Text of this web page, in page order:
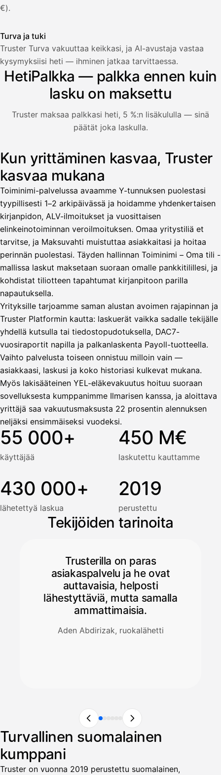
€).
Turva ja tuki
Truster Turva vakuuttaa keikkasi, ja AI-avustaja vastaa
kysymyksiisi heti — ihminen jatkaa tarvittaessa.
HetiPalkka — palkka ennen kuin
lasku on maksettu
Truster maksaa palkkasi heti, 5 %:n lisäkululla — sinä
päätät joka laskulla.
Kuvitus: käyttäjä nostaa palkan laskusta, jota asiakas ei
Palkka
Lasku · Acme Oy
Odottaa maksua
Nosta palkkaa
Bruttopalkka
Ennakonpidätys
HetiPalkka
Ennen laskun maksua
Vahvista
Palkka maksussa
Kun yrittäminen kasvaa, Truster
kasvaa mukana
Toiminimi-palvelussa avaamme Y-tunnuksen puolestasi
tyypillisesti 1–2 arkipäivässä ja hoidamme yhdenkertaisen
kirjanpidon, ALV-ilmoitukset ja vuosittaisen
elinkeinotoiminnan veroilmoituksen. Omaa yritystiliä et
tarvitse, ja Maksuvahti muistuttaa asiakkaitasi ja hoitaa
perinnän puolestasi. Täyden hallinnan Toiminimi – Oma tili -
mallissa laskut maksetaan suoraan omalle pankkitilillesi, ja
kohdistat tiliotteen tapahtumat kirjanpitoon parilla
napautuksella.
Yrityksille tarjoamme saman alustan avoimen rajapinnan ja
Truster Platformin kautta: laskuerät vaikka sadalle tekijälle
yhdellä kutsulla tai tiedostopudotuksella, DAC7-
vuosiraportit napilla ja palkanlaskenta Payoll-tuotteella.
Vaihto palvelusta toiseen onnistuu milloin vain —
asiakkaasi, laskusi ja koko historiasi kulkevat mukana.
Myös lakisääteinen YEL-eläkevakuutus hoituu suoraan
sovelluksesta kumppanimme Ilmarisen kanssa, ja aloittava
yrittäjä saa vakuutusmaksusta 22 prosentin alennuksen
neljäksi ensimmäiseksi vuodeksi.
55 000+
käyttäjää
450 M€
laskutettu kauttamme
430 000+
lähetettyä laskua
2019
perustettu
Tekijöiden tarinoita
Trusterilla on paras
asiakaspalvelu ja he ovat
auttavaisia, helposti
lähestyttäviä, mutta samalla
ammattimaisia.
Aden Abdirizak, ruokalähetti
Turvallinen suomalainen
kumppani
Truster on vuonna 2019 perustettu suomalainen,